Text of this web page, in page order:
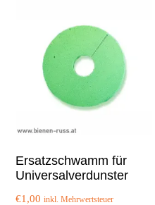
Ersatzschwamm für
Universalverdunster
€1,00 inkl. Mehrwertsteuer